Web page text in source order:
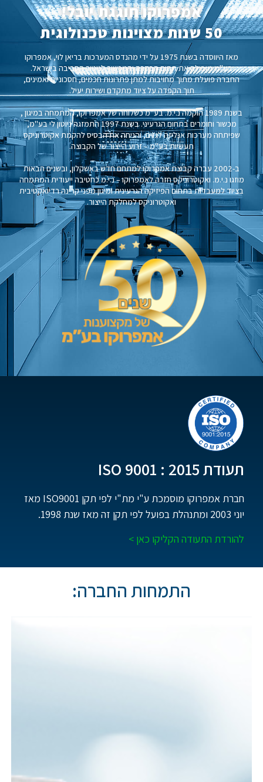
אמפרוקו חוגגת יובל!
50 שנות מצוינות טכנולוגית
מאז היווסדה בשנת 1975 על ידי מהנדס המערכות בריאן לוי, אמפרוקו
בע"מ מובילה את תחום הבקרה והמכשור לניטור הסביבה בישראל.
החברה פועלת מתוך מחויבות למתן פתרונות חכמים, חסכוניים ואמינים,
תוך הקפדה על ציוד מתקדם ושירות יעיל.
בשנת 1989 הוקמה נ.י.מ. בע"מ כשלוחה של אמפרוקו, המתמחה במיגון ,
מכשור וחומרים בתחום הגרעיני. בשנת 1997 התמזגה ניוטון לי בע"מ,
שפיתחה מערכות אנליזה לגזים, והניחה את הבסיס להקמת אקוטרוניקס
תעשיות בע"מ – זרוע הייצור של הקבוצה.
ב-2002 עברה קבוצת אמפרוקו למתחם חדש באשקלון, ובשנים הבאות
מוזגו נ.י.מ. ואקוטרוניקס חזרה לאמפרוקו – נ.י.מ כחטיבה ייעודית המתמחה
בציוד למעבדות בתחום הפיזיקה הגרעינית ומיגון מפני קרינה רדיואקטיבית
ואקוטרוניקס למחלקת הייצור.
תעודת ISO 9001 : 2015
חברת אמפרוקו מוסמכת ע"י מת"י לפי תקן ISO9001 מאז
יוני 2003 ומתנהלת בפועל לפי תקן זה מאז שנת 1998.
להורדת התעודה הקליקו כאן >
התמחות החברה: